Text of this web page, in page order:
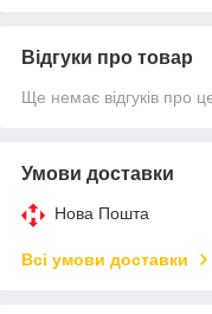
Відгуки про товар
Ще немає відгуків про
Умови доставки
Нова Пошта
Всі умови доставки